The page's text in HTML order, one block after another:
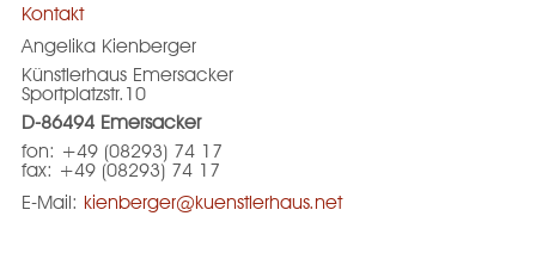
Kontakt
Angelika Kienberger
Künstlerhaus Emersacker
Sportplatzstr.10
D-86494 Emersacker
fon: +49 (08293) 74 17
fax: +49 (08293) 74 17
E-Mail: kienberger@kuenstlerhaus.net